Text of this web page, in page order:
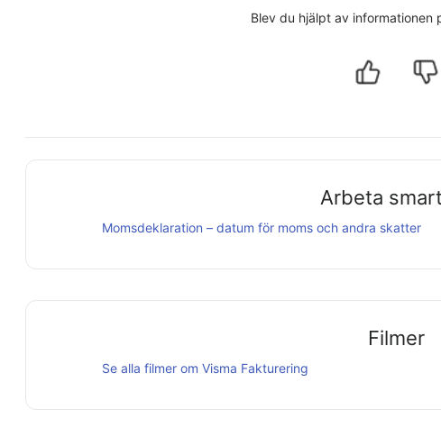
Blev du hjälpt av informationen
Arbeta
Momsdeklaration – datum för moms och andra skatter
Filmer
Se alla filmer om Visma Fakturering